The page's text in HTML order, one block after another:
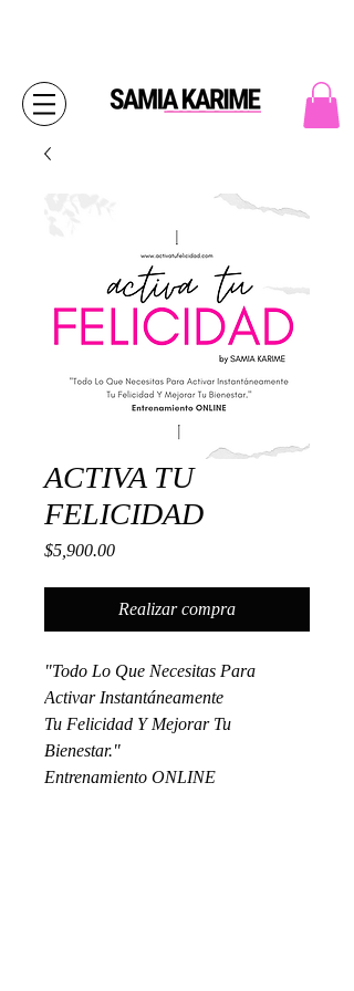
ACTIVA TU
FELICIDAD
$5,900.00Precio
Realizar compra
"Todo Lo Que Necesitas Para
Activar Instantáneamente
Tu Felicidad Y Mejorar Tu
Bienestar."
Entrenamiento ONLINE